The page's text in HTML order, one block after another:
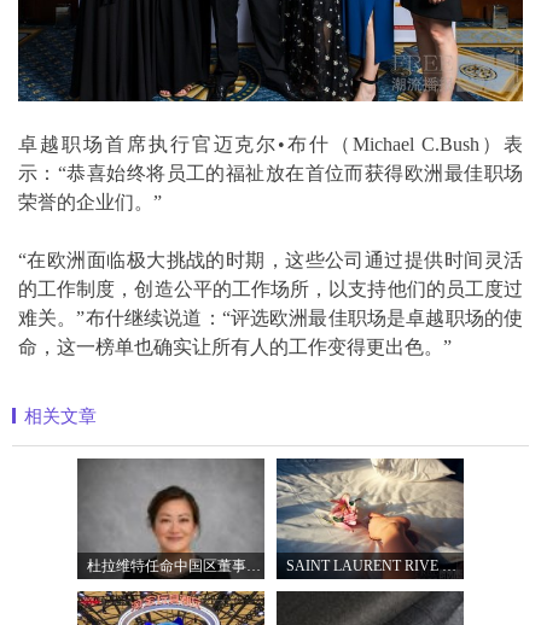
卓越职场首席执行官迈克尔•布什（Michael C.Bush）表
示：“恭喜始终将员工的福祉放在首位而获得欧洲最佳职场
荣誉的企业们。”
“在欧洲面临极大挑战的时期，这些公司通过提供时间灵活
的工作制度，创造公平的工作场所，以支持他们的员工度过
难关。”布什继续说道：“评选欧洲最佳职场是卓越职场的使
命，这一榜单也确实让所有人的工作变得更出色。”
相关文章
杜拉维特任命中国区董事总经理杨琛女士 SAINT LAURENT RIVE DROITE圣罗兰北京右岸精品店